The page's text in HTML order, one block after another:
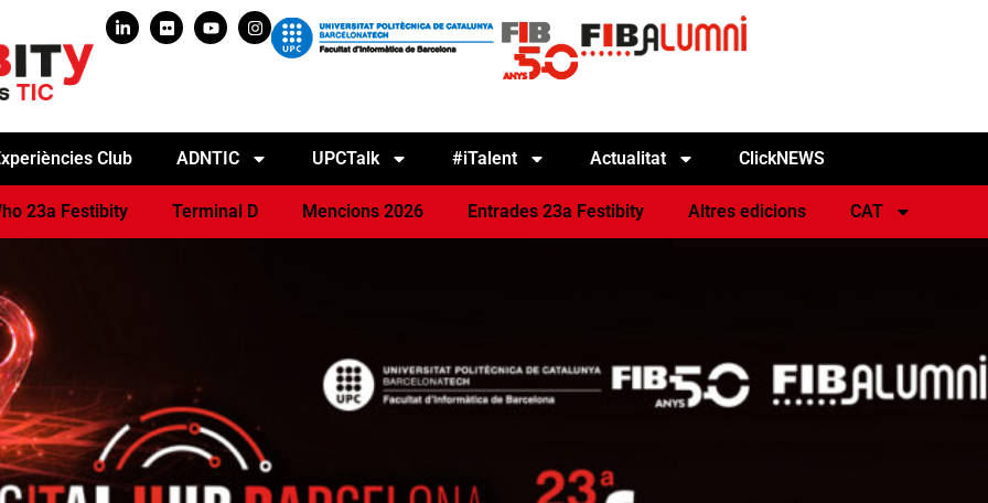
Club ADNTIC UPCTalk #iTalent Actualitat ClickNEWS
23a Festibity Terminal D Mencions 2026 Entrades 23a Festibity Altres edicions CAT